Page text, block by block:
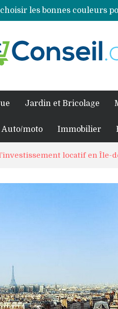
les bonnes couleurs
un van Volkswagen ?
un professionnel pour
Jardin et Bricolage
Auto/moto Immobilier
locatif en Île-